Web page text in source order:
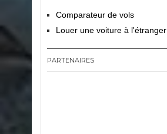
Comparateur de vols
Louer une voiture à l'étranger
PARTENAIRES